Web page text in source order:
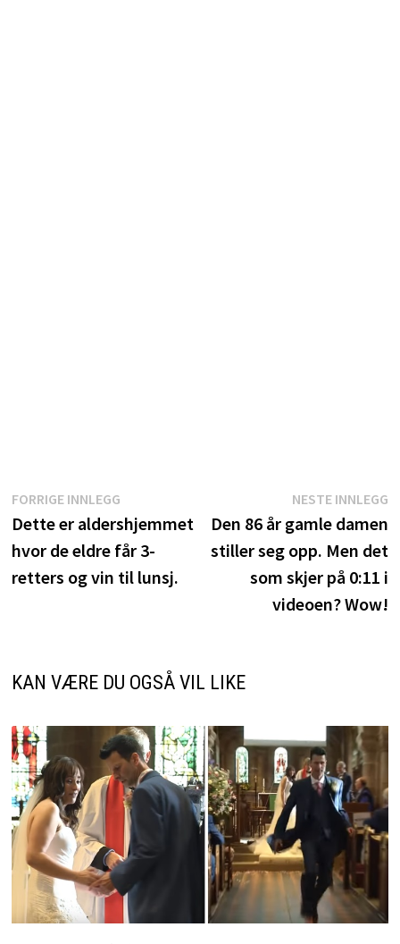
Innleggsnavigasjon
FORRIGE INNLEGGForrige
innlegg:
Dette er aldershjemmet
hvor de eldre får 3-
retters og vin til lunsj.
NESTE INNLEGG
Den 86 år gamle damen
stiller seg opp. Men det
som skjer på 0:11 i
videoen? Wow!
KAN VÆRE DU OGSÅ VIL LIKE